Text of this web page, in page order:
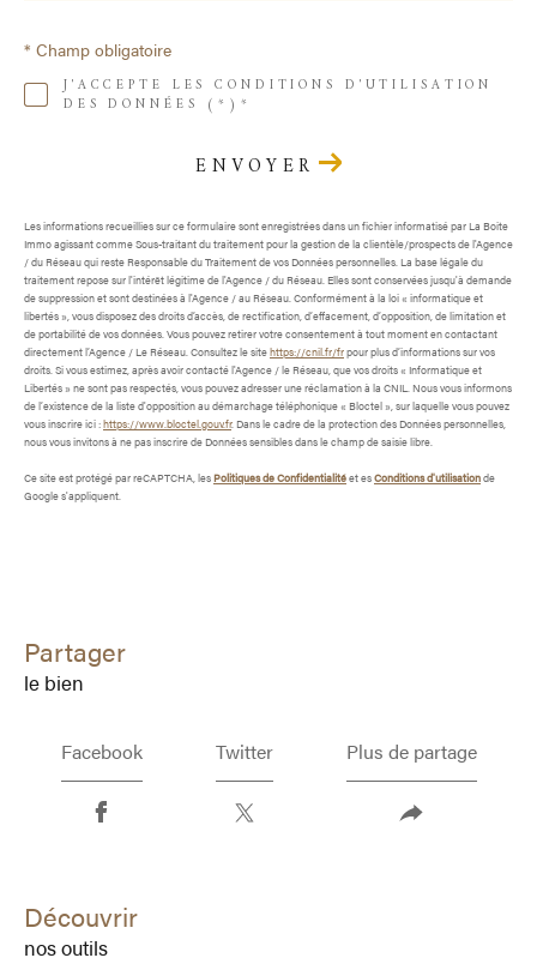
J'ACCEPTE LES CONDITIONS D'UTILISATION
DES DONNÉES (*)*
* Champ obligatoire
ENVOYER
Les informations recueillies sur ce formulaire sont enregistrées dans un fichier informatisé par La Boite
Immo agissant comme Sous-traitant du traitement pour la gestion de la clientèle/prospects de l'Agence
/ du Réseau qui reste Responsable du Traitement de vos Données personnelles. La base légale du
traitement repose sur l'intérêt légitime de l'Agence / du Réseau. Elles sont conservées jusqu'à demande
de suppression et sont destinées à l'Agence / au Réseau. Conformément à la loi « informatique et
libertés », vous disposez des droits d’accès, de rectification, d’effacement, d’opposition, de limitation et
de portabilité de vos données. Vous pouvez retirer votre consentement à tout moment en contactant
directement l’Agence / Le Réseau. Consultez le sitehttps://cnil.fr/frpour plus d’informations sur vos
droits. Si vous estimez, après avoir contacté l'Agence / le Réseau, que vos droits « Informatique et
Libertés » ne sont pas respectés, vous pouvez adresser une réclamation à la CNIL. Nous vous informons
de l’existence de la liste d'opposition au démarchage téléphonique « Bloctel », sur laquelle vous pouvez
vous inscrire ici :https://www.bloctel.gouv.fr. Dans le cadre de la protection des Données personnelles,
nous vous invitons à ne pas inscrire de Données sensibles dans le champ de saisie libre.
Ce site est protégé par reCAPTCHA, lesPolitiques de Confidentialitéet esConditions d'utilisationde
Google s'appliquent.
partager
le bien
Facebook Twitter Plus de partage
découvrir
nos outils